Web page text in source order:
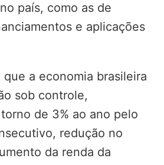
país, como as de
e aplicações
que a economia brasileira
sob controle,
de 3% ao ano pelo
redução no
da renda da